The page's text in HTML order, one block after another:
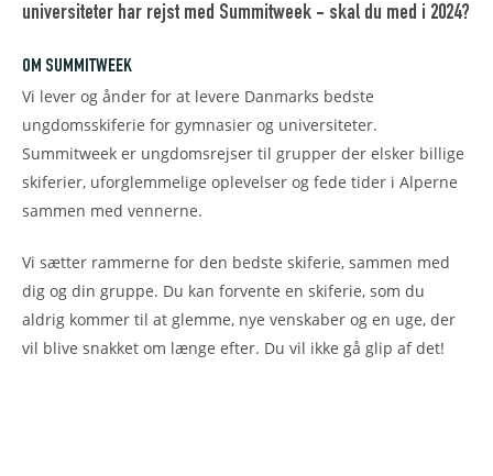
universiteter har rejst med Summitweek - skal du med i 2024?
OM SUMMITWEEK
Vi lever og ånder for at levere Danmarks bedste
ungdomsskiferie for gymnasier og universiteter.
Summitweek er ungdomsrejser til grupper der elsker billige
skiferier, uforglemmelige oplevelser og fede tider i Alperne
sammen med vennerne.
Vi sætter rammerne for den bedste skiferie, sammen med
dig og din gruppe. Du kan forvente en skiferie, som du
aldrig kommer til at glemme, nye venskaber og en uge, der
vil blive snakket om længe efter. Du vil ikke gå glip af det!